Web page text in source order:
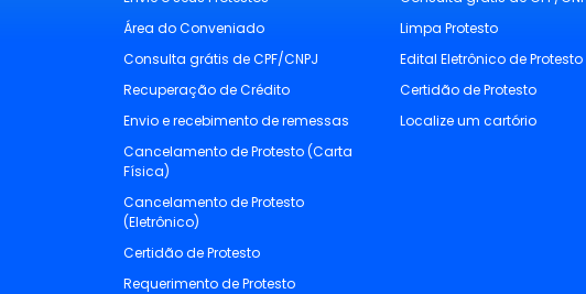
Área do Conveniado
Consulta grátis de CPF/CNPJ
Recuperação de Crédito
Envio e recebimento de remessas
Cancelamento de Protesto (Carta
Física)
Cancelamento de Protesto
(Eletrônico)
Certidão de Protesto
Requerimento de Protesto
Limpa Protesto
Edital Eletrônico de Protesto
Certidão de Protesto
Localize um cartório